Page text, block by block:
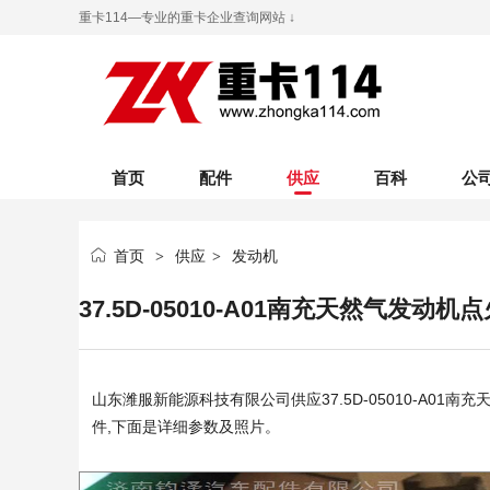
重卡114—专业的重卡企业查询网站 ↓
首页 配件 供应 百科 公
首页 > 供应 > 发动机
37.5D-05010-A01南充天然气发动机
山东潍服新能源科技有限公司供应37.5D-05010-A01南充
件,下面是详细参数及照片。